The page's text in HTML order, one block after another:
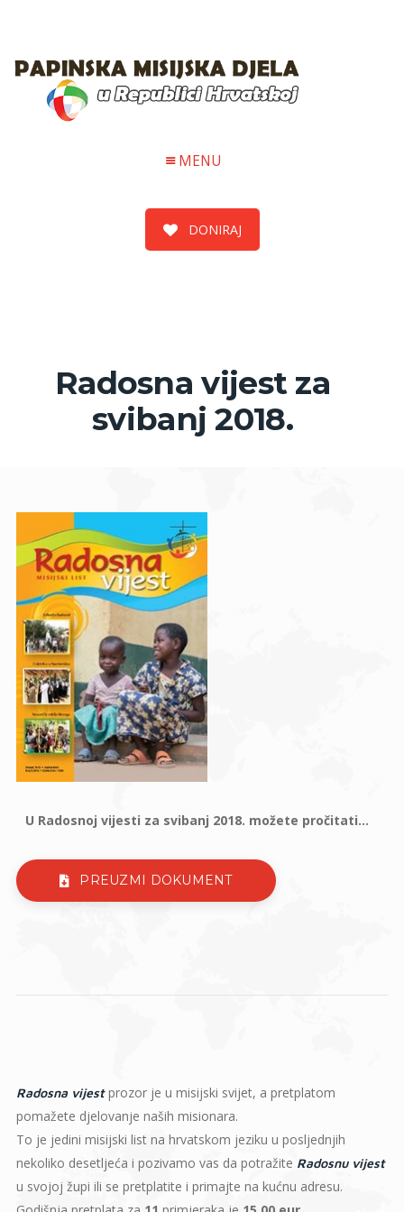
MENU
DONIRAJ
Radosna vijest za
svibanj 2018.
U Radosnoj vijesti za svibanj 2018. možete pročitati...
PREUZMI DOKUMENT
Radosna vijestprozor je u misijski svijet, a pretplatom
pomažete djelovanje naših misionara.
To je jedini misijski list na hrvatskom jeziku u posljednjih
nekoliko desetljeća i pozivamo vas da potražite Radosnu vijest
u svojoj župi ili se pretplatite i primajte na kućnu adresu.